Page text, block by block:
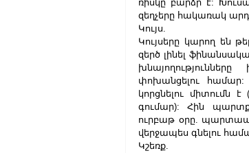
ռիսկը բարձր է:
զեղչերը հակառակ
Կույս.
Կույսերը կարող են
զերծ լինել
փոխանցելու
կորցնելու միտումն
գումար): Հին
ուրբաթ օրը.
վերջապես գնելու
Կշեռք.